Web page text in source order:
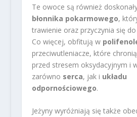
Te owoce są również
błonnika pokarmowego,
trawienie oraz przyczynia się
Co więcej, obfitują w
przeciwutleniacze, które
przed stresem oksydacyjnym i
zarówno serca, jak i układu
odpornościowego.
Jeżyny wyróżniają się także